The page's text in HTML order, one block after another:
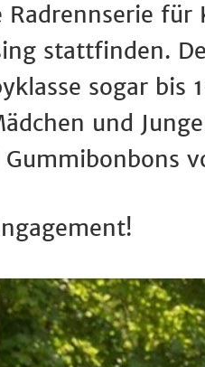
für
stattfinden.
sogar bis
und